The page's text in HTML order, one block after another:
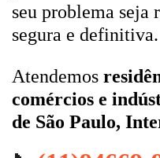
seu problema seja
segura e definitiva.
Atendemos
comércios e
de São Paulo,